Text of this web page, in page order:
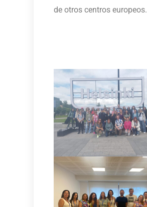
de otros centros europeos.